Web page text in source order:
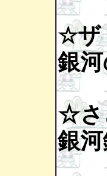
☆ザ
銀
☆さ
銀河